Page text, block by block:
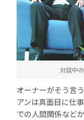
対談中
オーナーがそう言
アンは真面目に仕
での人間関係など